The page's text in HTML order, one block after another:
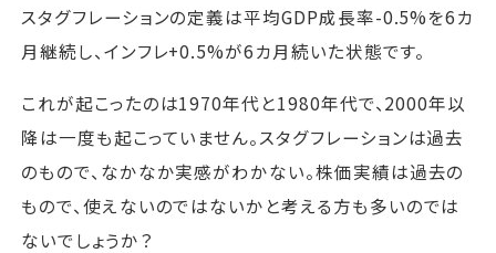
スタグフレーションの定義は平均GDP成長率-0.5%を6カ
月継続し、インフレ+0.5%が6カ月続いた状態です。
これが起こったのは1970年代と1980年代で、2000年以
降は一度も起こっていません。スタグフレーションは過去
のもので、なかなか実感がわかない。株価実績は過去の
もので、使えないのではないかと考える方も多いのでは
ないでしょうか？